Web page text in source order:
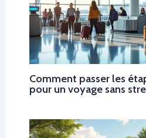
Comment passer les
pour un voyage sans